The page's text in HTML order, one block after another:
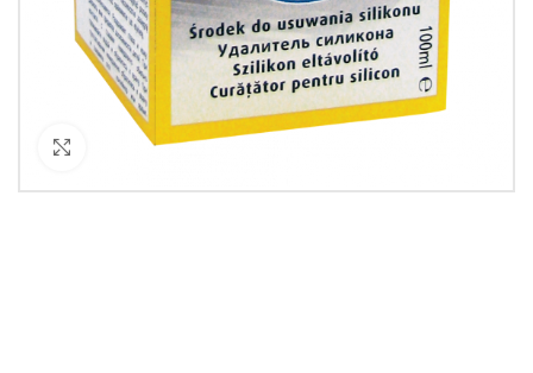
Кликнете за уголемяване